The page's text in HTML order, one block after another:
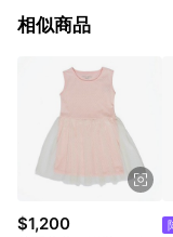
行為，不具贈點資格，
貨後 45 天後發送。 8.
運費，攤位費等不具贈
顏色、價位、贈品如與
Pinkoi 購物商品資訊頁
則請以點數紅包活動說
頁面後才首次下載
上，首次下載 Pinkoi
面，方享導購資格。
相似商品
$1,200